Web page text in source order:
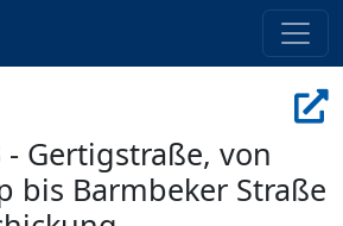
Gertigstraße, von
bis Barmbeker Straße